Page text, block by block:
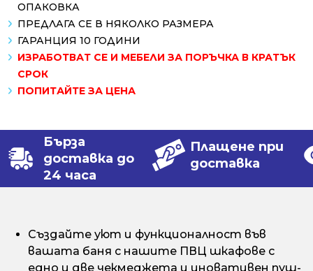
ОПАКОВКА
ПРЕДЛАГА СЕ В НЯКОЛКО РАЗМЕРА
ГАРАНЦИЯ 10 ГОДИНИ
ИЗРАБОТВАТ СЕ И МЕБЕЛИ ЗА ПОРЪЧКА В КРАТЪК
СРОК
ПОПИТАЙТЕ ЗА ЦЕНА
Бърза
доставка до
24 часа
Плащене при
доставка
Създайте уют и функционалност във
вашата баня с нашите ПВЦ шкафове с
едно и две чекмеджета и иновативен пуш-